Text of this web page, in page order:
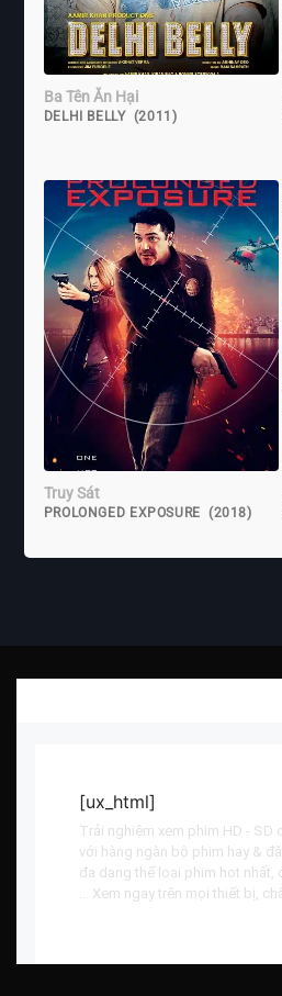
Ba Tên Ăn Hại
DELHI BELLY (2011)
Truy Sát
PROLONGED EXPOSURE (2018)